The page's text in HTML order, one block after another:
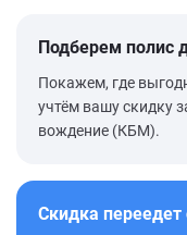
Подберем полис
Покажем, где
учтём вашу скидку
вождение (КБМ).
Скидка переедет